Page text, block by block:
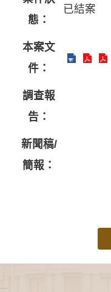
態：
已結案
本案文
件：
調查報
告：
新聞稿/
簡報：
:::